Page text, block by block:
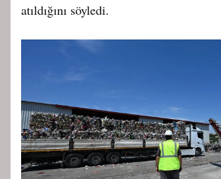
atıldığını söyledi.